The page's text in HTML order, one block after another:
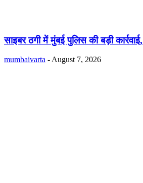
साइबर ठगी में मुंबई पुलिस की बड़ी
mumbaivarta - August 7, 2026